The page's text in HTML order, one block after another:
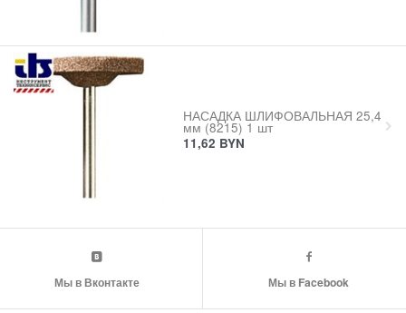
НАСАДКА ШЛИФОВАЛЬНАЯ 25,4
мм (8215) 1 шт
11,62 BYN
Мы в Вконтакте Мы в Facebook